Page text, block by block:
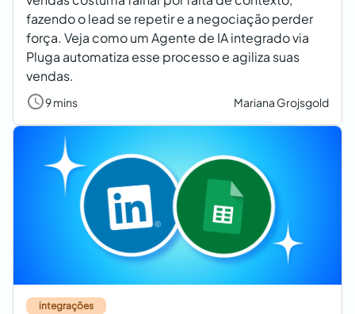
fazendo o lead se repetir e a negociação perder
força. Veja como um Agente de IA integrado via
Pluga automatiza esse processo e agiliza suas
vendas.
9 mins Mariana Grojsgold
integrações